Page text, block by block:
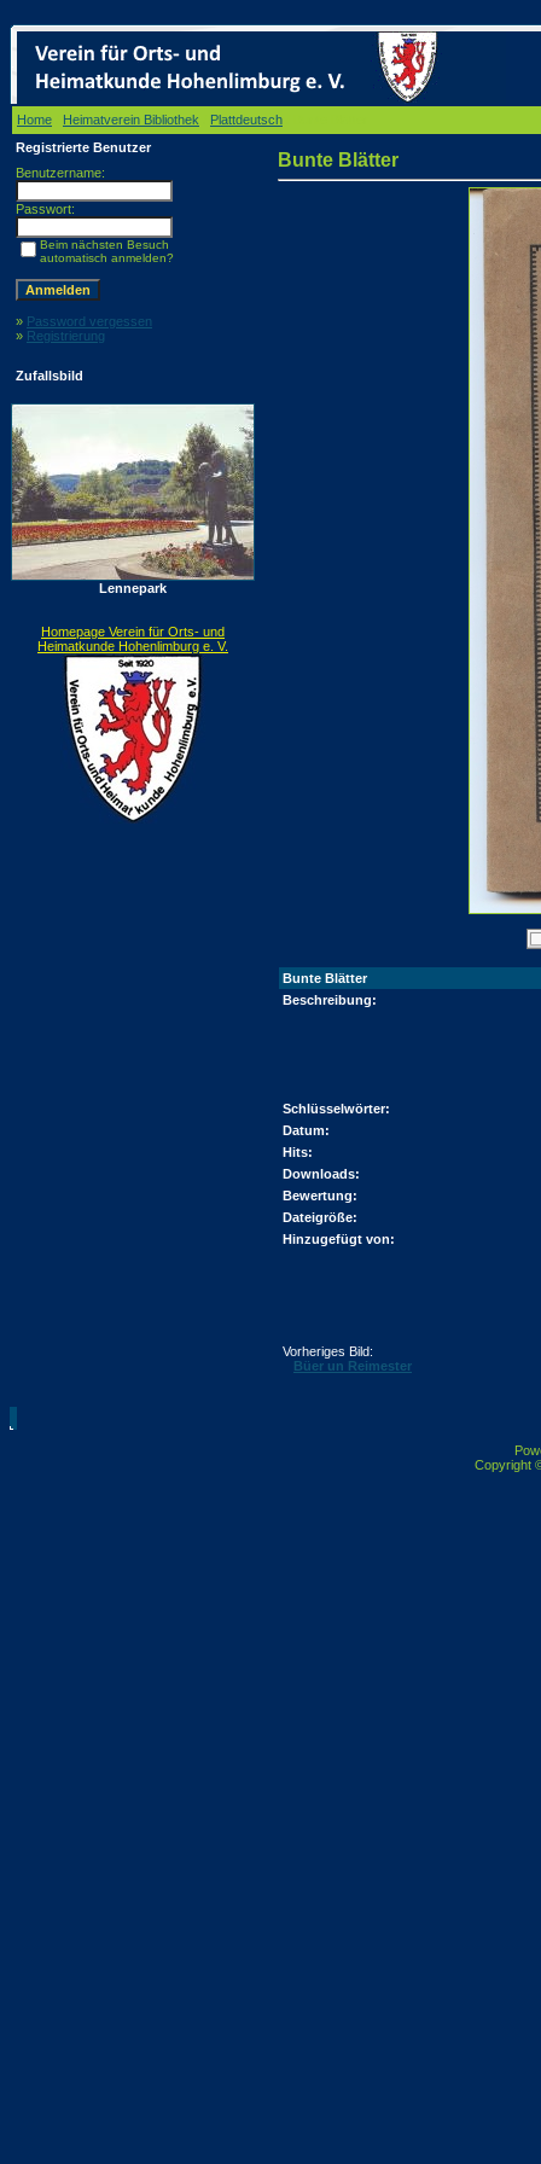
Home Heimatverein Bibliothek Plattdeutsch
Registrierte Benutzer
Benutzername:
Passwort:
Beim nächsten Besuch
automatisch anmelden?
» Password vergessen
» Registrierung
Zufallsbild
Lennepark
Homepage Verein für Orts- und
Heimatkunde Hohenlimburg e. V.
Bunte Blätter
Bunte Blätter
Beschreibung:
Schlüsselwörter:
Datum:
Hits:
Downloads:
Bewertung:
Dateigröße:
Hinzugefügt von:
Vorheriges Bild:
Büer un Reimester
Copyright